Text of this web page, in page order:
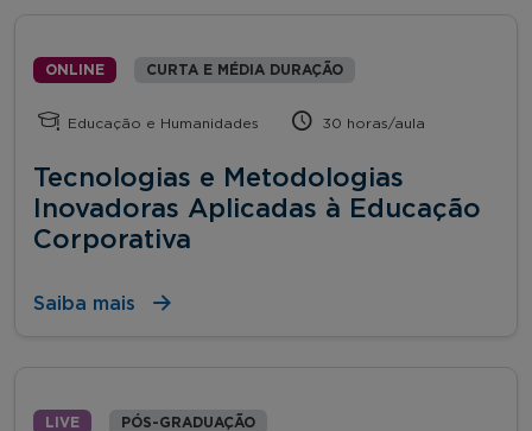
ONLINE CURTA E MÉDIA DURAÇÃO
Educação e Humanidades 30 horas/aula
Tecnologias e Metodologias
Inovadoras Aplicadas à Educação
Corporativa
Saiba mais
LIVE PÓS-GRADUAÇÃO